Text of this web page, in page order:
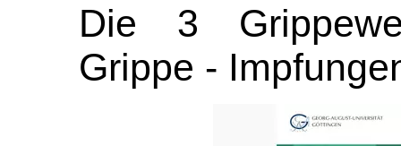
Die 3 Grippew
Grippe -